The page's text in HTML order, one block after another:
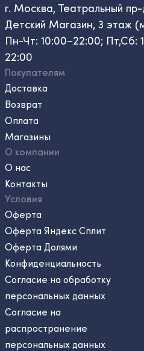
г. Москва, Театральный
Детский Магазин, 3 этаж
Пн-Чт: 10:00–22:00; Пт,Сб:
22:00
Покупателям
Доставка
Возврат
Оплата
Магазины
О компании
О нас
Контакты
Условия
Оферта
Оферта Яндекс Сплит
Оферта Долями
Конфиденциальность
Согласие на обработку
персональных данных
Согласие на
распространение
персональных данных